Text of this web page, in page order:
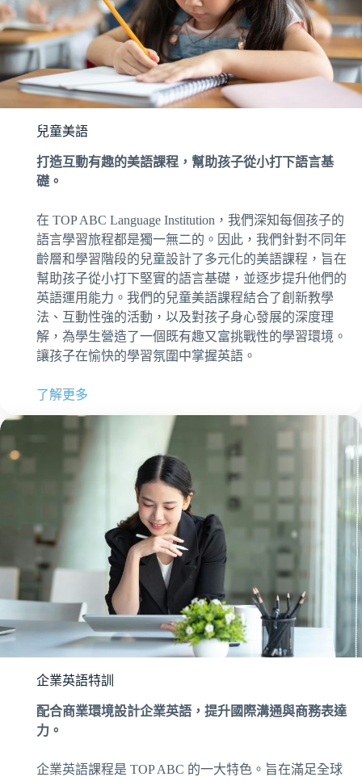
兒童美語
打造互動有趣的美語課程，幫助孩子從小打下語言基
礎。
在 TOP ABC Language Institution，我們深知每個孩子的
語言學習旅程都是獨一無二的。因此，我們針對不同年
齡層和學習階段的兒童設計了多元化的美語課程，旨在
幫助孩子從小打下堅實的語言基礎，並逐步提升他們的
英語運用能力。我們的兒童美語課程結合了創新教學
法、互動性強的活動，以及對孩子身心發展的深度理
解，為學生營造了一個既有趣又富挑戰性的學習環境。
讓孩子在愉快的學習氛圍中掌握英語。
了解更多
企業英語特訓
配合商業環境設計企業英語，提升國際溝通與商務表達
力。
企業英語課程是 TOP ABC 的一大特色。旨在滿足全球